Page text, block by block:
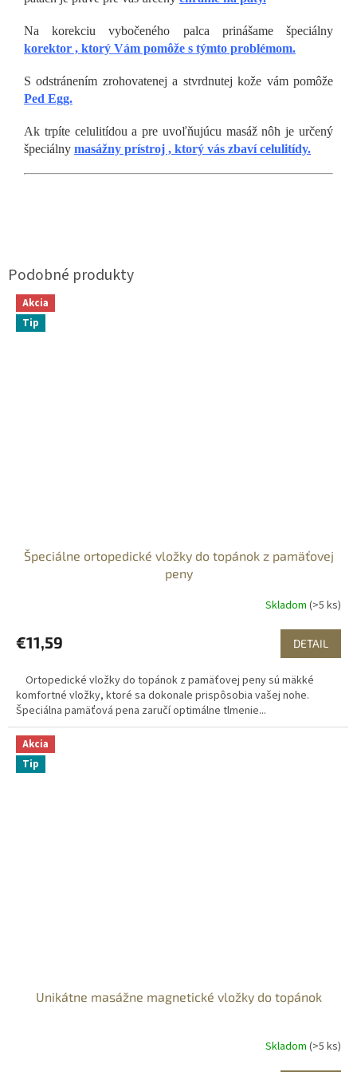
Na korekciu vybočeného palca prinášame špeciálny
korektor , ktorý Vám pomôže s týmto problémom.
S odstránením zrohovatenej a stvrdnutej kože vám pomôže
Ped Egg.
Ak trpíte celulitídou a pre uvoľňujúcu masáž nôh je určený
špeciálny masážny prístroj , ktorý vás zbaví celulitídy.
Akcia
Tip
Špeciálne ortopedické vložky do topánok z pamäťovej
peny
Skladom (>5 ks)
€11,59 DETAIL
Ortopedické vložky do topánok z pamäťovej peny sú mäkké
komfortné vložky, ktoré sa dokonale prispôsobia vašej nohe.
Špeciálna pamäťová pena zaručí optimálne tlmenie...
Akcia
Tip
Unikátne masážne magnetické vložky do topánok
Skladom (>5 ks)